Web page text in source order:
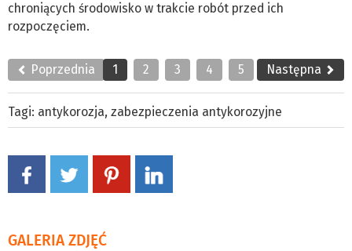
chroniących środowisko w trakcie robót przed ich
rozpoczęciem.
Poprzednia 1 2 3 4 5 Następna
Tagi: antykorozja, zabezpieczenia antykorozyjne
GALERIA ZDJĘĆ